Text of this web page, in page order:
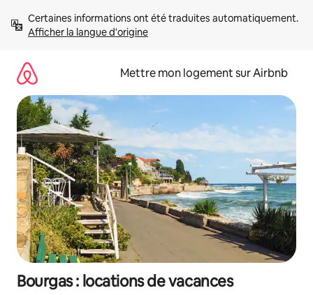
directement
Afficher la langue d'origine
Mettre mon logement sur Airbnb
Bourgas : locations de vacances